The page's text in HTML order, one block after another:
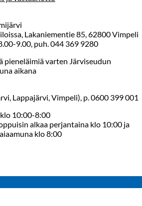
Lakaniementie 85, 62800 Vimpeli
9.00, puh. 044 369 9280
pieneläimiä varten Järviseudun
aikana
Lappajärvi, Vimpeli), p. 0600 399 001
10:00-8:00
alkaa perjantaina klo 10:00 ja
klo 8:00